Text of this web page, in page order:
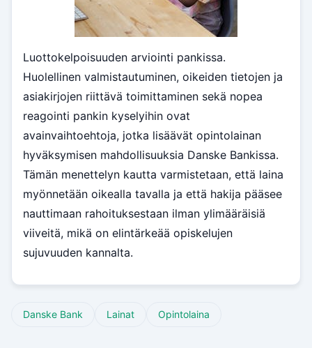
Luottokelpoisuuden arviointi pankissa.
Huolellinen valmistautuminen, oikeiden tietojen ja
asiakirjojen riittävä toimittaminen sekä nopea
reagointi pankin kyselyihin ovat
avainvaihtoehtoja, jotka lisäävät opintolainan
hyväksymisen mahdollisuuksia Danske Bankissa.
Tämän menettelyn kautta varmistetaan, että laina
myönnetään oikealla tavalla ja että hakija pääsee
nauttimaan rahoituksestaan ilman ylimääräisiä
viiveitä, mikä on elintärkeää opiskelujen
sujuvuuden kannalta.
Danske Bank Lainat Opintolaina